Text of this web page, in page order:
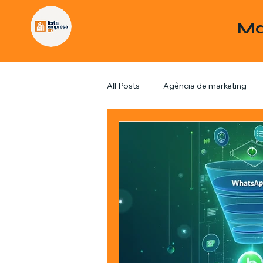
All Posts Agência de marketing
Saúde Sem
Economia
Estratégias de marketing